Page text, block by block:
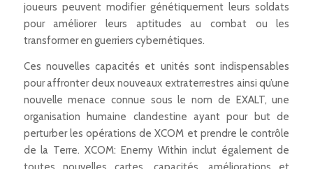
joueurs peuvent modifier génétiquement leurs soldats
pour améliorer leurs aptitudes au combat ou les
transformer en guerriers cybernétiques.
Ces nouvelles capacités et unités sont indispensables
pour affronter deux nouveaux extraterrestres ainsi qu’une
nouvelle menace connue sous le nom de EXALT, une
organisation humaine clandestine ayant pour but de
perturber les opérations de XCOM et prendre le contrôle
de la Terre. XCOM: Enemy Within inclut également de